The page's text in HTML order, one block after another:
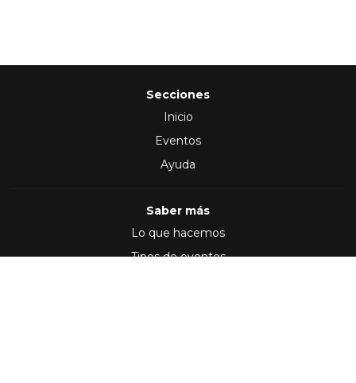
Secciones
Inicio
Eventos
Ayuda
Saber más
Lo que hacemos
Tipos de eventos